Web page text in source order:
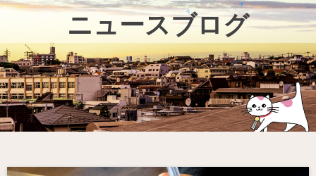
事務所案内
料金
ブログ
お問い合わせ
ニュースブログ